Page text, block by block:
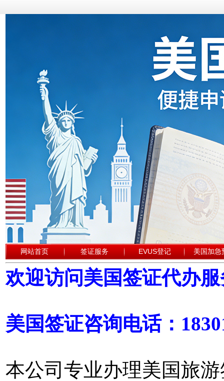
网站首页 签证服务 EVUS登记 美国加急
欢迎访问美国签证代办
美国签证咨询电话：
本公司专业办理美国旅